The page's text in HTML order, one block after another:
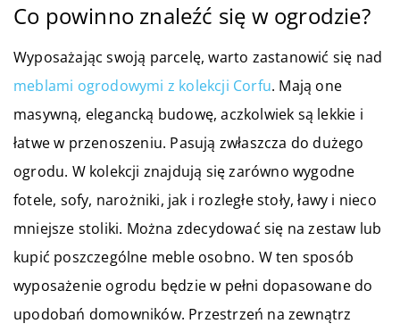
Co powinno znaleźć się w ogrodzie?
Wyposażając swoją parcelę, warto zastanowić się nad
meblami ogrodowymi z kolekcji Corfu. Mają one
masywną, elegancką budowę, aczkolwiek są lekkie i
łatwe w przenoszeniu. Pasują zwłaszcza do dużego
ogrodu. W kolekcji znajdują się zarówno wygodne
fotele, sofy, narożniki, jak i rozległe stoły, ławy i nieco
mniejsze stoliki. Można zdecydować się na zestaw lub
kupić poszczególne meble osobno. W ten sposób
wyposażenie ogrodu będzie w pełni dopasowane do
upodobań domowników. Przestrzeń na zewnątrz